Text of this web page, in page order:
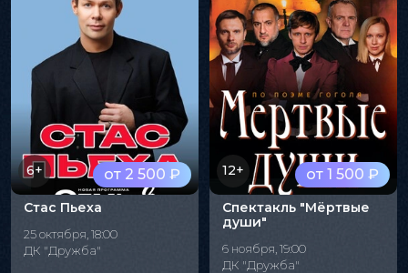
от 2 500 ₽
6+
Стас Пьеха
25 октября, 18:00
ДК "Дружба"
от 1 500 ₽
12+
Спектакль "Мёртвые
души"
6 ноября, 19:00
ДК "Дружба"